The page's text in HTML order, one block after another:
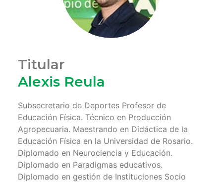
Titular
Alexis Reula
Subsecretario de Deportes Profesor de
Educación Física. Técnico en Producción
Agropecuaria. Maestrando en Didáctica de la
Educación Física en la Universidad de Rosario.
Diplomado en Neurociencia y Educación.
Diplomado en Paradigmas educativos.
Diplomado en gestión de Instituciones Socio